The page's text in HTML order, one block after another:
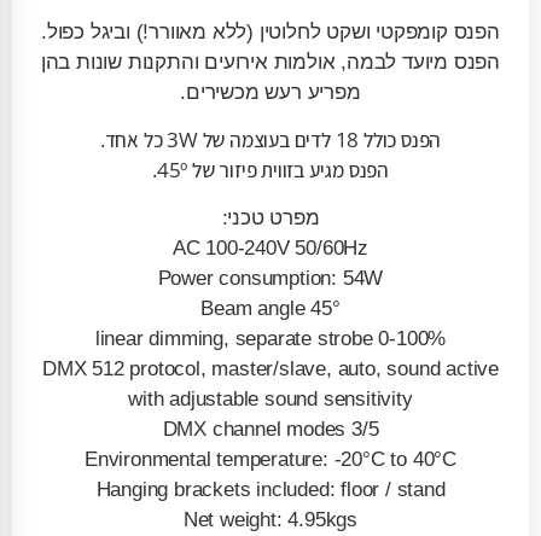
הפנס קומפקטי ושקט לחלוטין (ללא מאוורר!) וביגל כפול.
הפנס מיועד לבמה, אולמות אירועים והתקנות שונות בהן
מפריע רעש מכשירים.
הפנס כולל 18 לדים בעוצמה של 3W כל אחד.
הפנס מגיע בזווית פיזור של 45º.
מפרט טכני:
AC 100-240V 50/60Hz
Power consumption: 54W
Beam angle 45°
0-100% linear dimming, separate strobe
DMX 512 protocol, master/slave, auto, sound active
with adjustable sound sensitivity
3/5 DMX channel modes
Environmental temperature: -20°C to 40°C
Hanging brackets included: floor / stand
Net weight: 4.95kgs